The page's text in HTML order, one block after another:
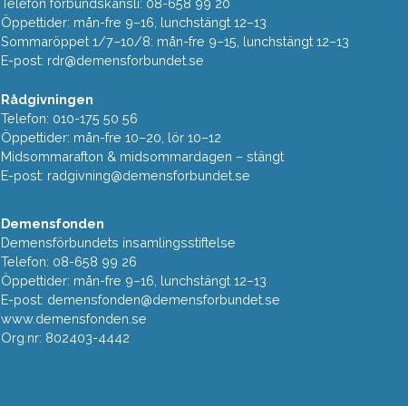
Telefon förbundskansli: 08-658 99 20
Öppettider: mån-fre 9–16, lunchstängt 12–13
Sommaröppet 1/7–10/8: mån-fre 9–15, lunchstängt 12–13
E-post: rdr@demensforbundet.se
Rådgivningen
Telefon: 010-175 50 56
Öppettider: mån-fre 10–20, lör 10–12
Midsommarafton & midsommardagen – stängt
E-post: radgivning@demensforbundet.se
Demensfonden
Demensförbundets insamlingsstiftelse
Telefon: 08-658 99 26
Öppettider: mån-fre 9–16, lunchstängt 12–13
E-post: demensfonden@demensforbundet.se
www.demensfonden.se
Org.nr: 802403-4442